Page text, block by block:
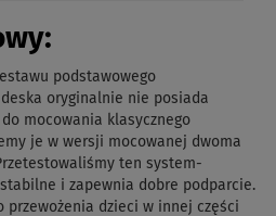
podstawowego
oryginalnie nie posiada
mocowania klasycznego
je w wersji mocowanej dwoma
ten system-
i zapewnia dobre podparcie.
przewożenia dzieci w innej części